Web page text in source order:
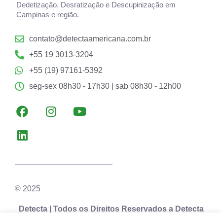
Dedetização, Desratização e Descupinização em
Campinas e região.
contato@detectaamericana.com.br
+55 19 3013-3204
+55 (19) 97161-5392
seg-sex 08h30 - 17h30 | sab 08h30 - 12h00
© 2025
Detecta | Todos os Direitos Reservados a Detecta